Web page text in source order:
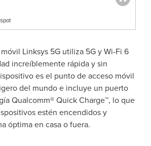
Linksys 5G utiliza 5G y Wi-Fi 6
increíblemente rápida y sin
es el punto de acceso móvil
del mundo e incluye un puerto
Qualcomm® Quick Charge™, lo que
estén encendidos y
óptima en casa o fuera.